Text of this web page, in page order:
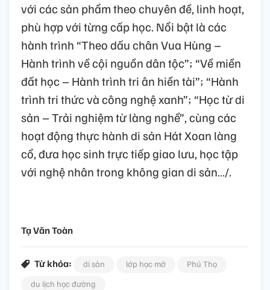
với các sản phẩm theo chuyên đề, linh hoạt,
phù hợp với từng cấp học. Nổi bật là các
hành trình “Theo dấu chân Vua Hùng –
Hành trình về cội nguồn dân tộc”; “Về miền
đất học – Hành trình tri ân hiền tài”; “Hành
trình tri thức và công nghệ xanh”; “Học từ di
sản – Trải nghiệm từ làng nghề”, cùng các
hoạt động thực hành di sản Hát Xoan làng
cổ, đưa học sinh trực tiếp giao lưu, học tập
với nghệ nhân trong không gian di sản…/.
Tạ Văn Toàn
Từ khóa: di sản lớp học mở
Phú Thọ
du lịch học đường